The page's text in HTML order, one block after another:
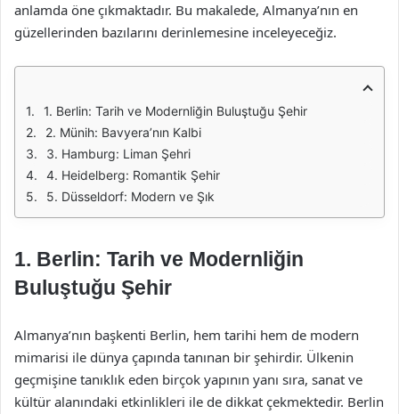
anlamda öne çıkmaktadır. Bu makalede, Almanya’nın en
güzellerinden bazılarını derinlemesine inceleyeceğiz.
1. Berlin: Tarih ve Modernliğin Buluştuğu Şehir
2. Münih: Bavyera’nın Kalbi
3. Hamburg: Liman Şehri
4. Heidelberg: Romantik Şehir
5. Düsseldorf: Modern ve Şık
1. Berlin: Tarih ve Modernliğin
Buluştuğu Şehir
Almanya’nın başkenti Berlin, hem tarihi hem de modern
mimarisi ile dünya çapında tanınan bir şehirdir. Ülkenin
geçmişine tanıklık eden birçok yapının yanı sıra, sanat ve
kültür alanındaki etkinlikleri ile de dikkat çekmektedir. Berlin